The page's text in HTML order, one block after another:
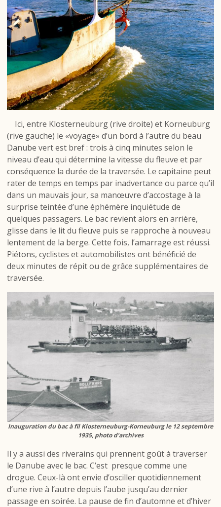
Ici, entre Klosterneuburg (rive droite) et Korneuburg
(rive gauche) le «voyage» d’un bord à l’autre du beau
Danube vert est bref : trois à cinq minutes selon le
niveau d’eau qui détermine la vitesse du fleuve et par
conséquence la durée de la traversée. Le capitaine peut
rater de temps en temps par inadvertance ou parce qu’il
dans un mauvais jour, sa manœuvre d’accostage à la
surprise teintée d’une éphémère inquiétude de
quelques passagers. Le bac revient alors en arrière,
glisse dans le lit du fleuve puis se rapproche à nouveau
lentement de la berge. Cette fois, l’amarrage est réussi.
Piétons, cyclistes et automobilistes ont bénéficié de
deux minutes de répit ou de grâce supplémentaires de
traversée.
Inauguration du bac à fil Klosterneuburg-Korneuburg le 12 septembre
1935, photo d’archives
Il y a aussi des riverains qui prennent goût à traverser
le Danube avec le bac. C’est presque comme une
drogue. Ceux-là ont envie d’osciller quotidiennement
d’une rive à l’autre depuis l’aube jusqu’au dernier
passage en soirée. La pause de fin d’automne et d’hiver